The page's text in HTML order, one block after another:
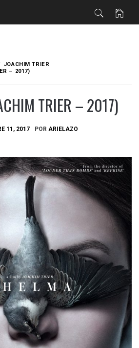
JOACHIM TRIER
– 2017)
TRIER – 2017)
11, 2017 POR ARIELAZO